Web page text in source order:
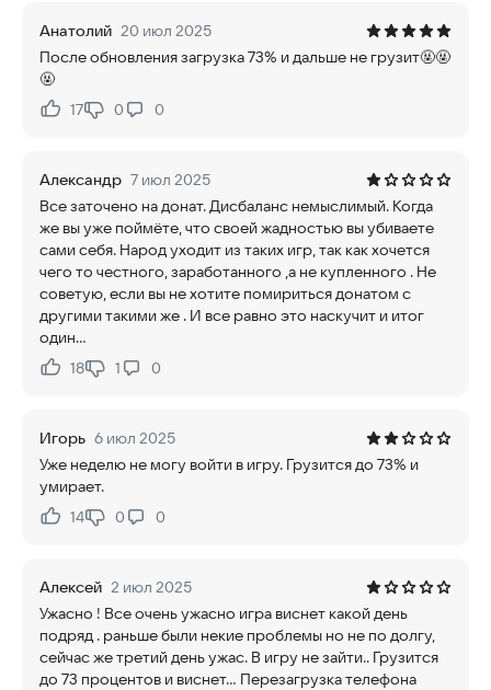
Анатолий 20 июл 2025
После обновления загрузка 73% и дальше не грузит🤬🤬
🤬
Нравится:
17Не нравится:
0 0
Александр 7 июл 2025
Все заточено на донат. Дисбаланс немыслимый. Когда
же вы уже поймёте, что своей жадностью вы убиваете
сами себя. Народ уходит из таких игр, так как хочется
чего то честного, заработанного ,а не купленного . Не
советую, если вы не хотите помириться донатом с
другими такими же . И все равно это наскучит и итог
один...
Нравится:
18Не нравится:
1 0
Игорь 6 июл 2025
Уже неделю не могу войти в игру. Грузится до 73% и
умирает.
Нравится:
14Не нравится:
0 0
Алексей 2 июл 2025
Ужасно ! Все очень ужасно игра виснет какой день
подряд . раньше были некие проблемы но не по долгу,
сейчас же третий день ужас. В игру не зайти.. Грузится
до 73 процентов и виснет... Перезагрузка телефона